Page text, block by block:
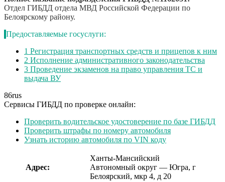
Отдел ГИБДД отдела МВД Российской Федерации по
Белоярскому району.
Предоставляемые госуслуги:
1 Регистрация транспортных средств и прицепов к ним
2 Исполнение административного законодательства
3 Проведение экзаменов на право управления ТС и
выдача ВУ
86rus
Сервисы ГИБДД по проверке онлайн:
Проверить водительское удостоверение по базе ГИБДД
Проверить штрафы по номеру автомобиля
Узнать историю автомобиля по VIN коду
Адрес:
Ханты-Мансийский
Автономный округ — Югра, г
Белоярский, мкр 4, д 20